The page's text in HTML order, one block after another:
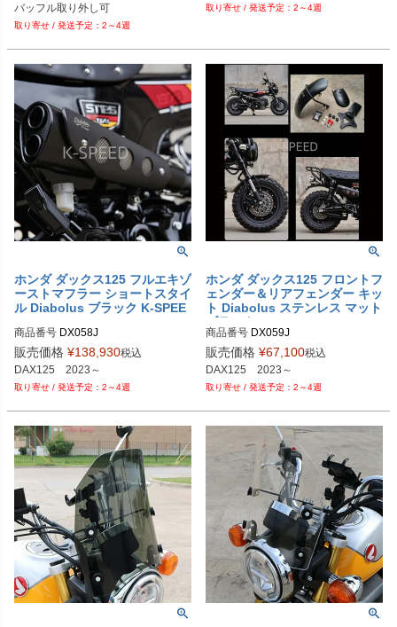
バッフル取り外し可
2～4週
2～4週
ホンダ ダックス125 フルエキゾ
ーストマフラー ショートスタイ
ル Diabolus ブラック K-SPEE
商品番号 DX058J
販売価格 ¥138,930税込
DAX125　2023～
2～4週
ホンダ ダックス125 フロントフ
ェンダー＆リアフェンダー キッ
ト Diabolus ステンレス マット
ブラック K-SPEED
商品番号 DX059J
販売価格 ¥67,100税込
DAX125　2023～
2～4週